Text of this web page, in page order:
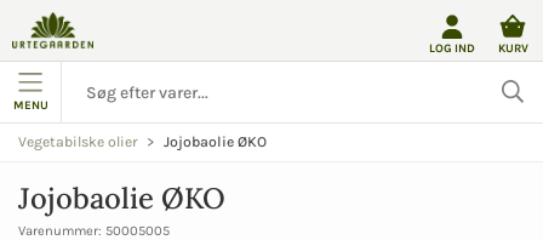
LOG IND KURV
MENU
Vegetabilske olier Jojobaolie ØKO
Jojobaolie ØKO
Varenummer: 50005005